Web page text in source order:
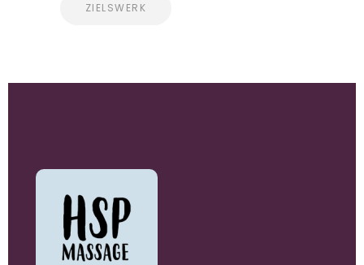
ZIELSWERK